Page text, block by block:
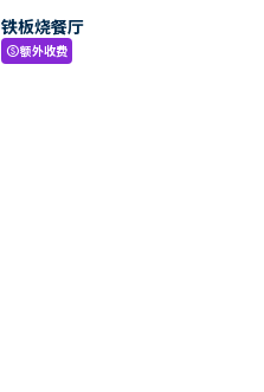
铁板烧餐厅
paid额外收费